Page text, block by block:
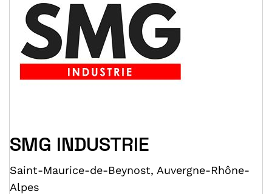
SMG INDUSTRIE
Saint-Maurice-de-Beynost, Auvergne-Rhône-
Alpes